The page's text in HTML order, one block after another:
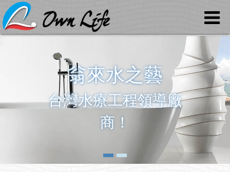
最專業的水療設備
榮獲各大飯店民宿採
用！